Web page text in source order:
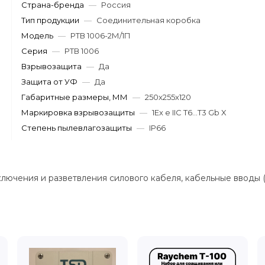
Страна-бренда — Россия
Тип продукции — Соединительная коробка
Модель — РТВ 1006-2М/1П
Серия — РТВ 1006
Взрывозащита — Да
Защита от УФ — Да
Габаритные размеры, ММ
— 250x255x120
Маркировка взрывозащиты — 1Ex e IIC T6...T3 Gb X
Степень пылевлагозащиты — IP66
и разветвления силового кабеля, кабельные